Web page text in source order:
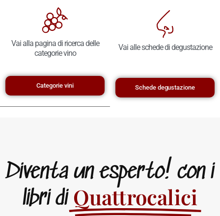
Vai alla pagina di ricerca delle
categorie vino
Categorie vini
Vai alle schede di degustazione
Schede degustazione
Diventa un esperto! con i
libri di Quattrocalici